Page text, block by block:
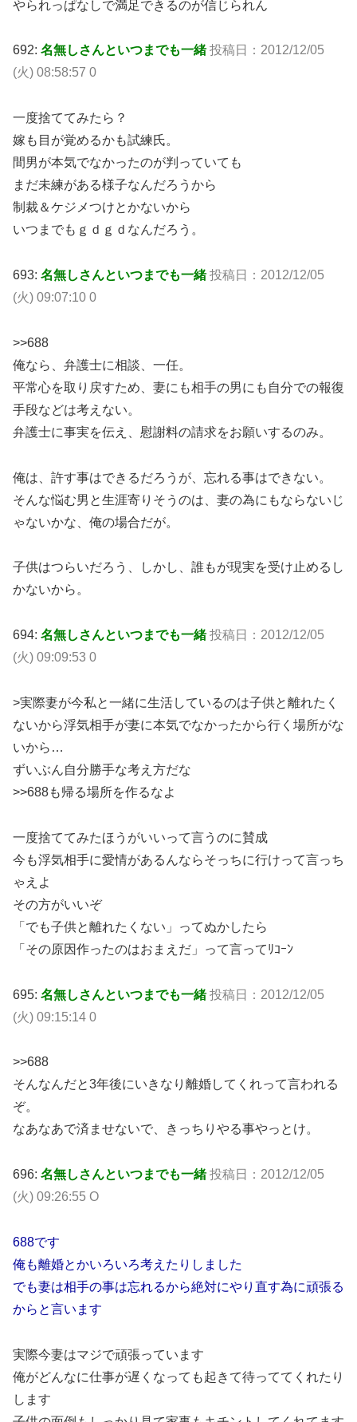
やられっぱなしで満足できるのが信じられん
692: 名無しさんといつまでも一緒投稿日：2012/12/05
(火) 08:58:57 0
一度捨ててみたら？
嫁も目が覚めるかも試練氏。
間男が本気でなかったのが判っていても
まだ未練がある様子なんだろうから
制裁＆ケジメつけとかないから
いつまでもｇｄｇｄなんだろう。
693: 名無しさんといつまでも一緒投稿日：2012/12/05
(火) 09:07:10 0
>>688
俺なら、弁護士に相談、一任。
平常心を取り戻すため、妻にも相手の男にも自分での報復
手段などは考えない。
弁護士に事実を伝え、慰謝料の請求をお願いするのみ。
俺は、許す事はできるだろうが、忘れる事はできない。
そんな悩む男と生涯寄りそうのは、妻の為にもならないじ
ゃないかな、俺の場合だが。
子供はつらいだろう、しかし、誰もが現実を受け止めるし
かないから。
694: 名無しさんといつまでも一緒投稿日：2012/12/05
(火) 09:09:53 0
>実際妻が今私と一緒に生活しているのは子供と離れたく
ないから浮気相手が妻に本気でなかったから行く場所がな
いから…
ずいぶん自分勝手な考え方だな
>>688も帰る場所を作るなよ
一度捨ててみたほうがいいって言うのに賛成
今も浮気相手に愛情があるんならそっちに行けって言っち
ゃえよ
その方がいいぞ
「でも子供と離れたくない」ってぬかしたら
「その原因作ったのはおまえだ」って言ってﾘｺｰﾝ
695: 名無しさんといつまでも一緒投稿日：2012/12/05
(火) 09:15:14 0
>>688
そんなんだと3年後にいきなり離婚してくれって言われる
ぞ。
なあなあで済ませないで、きっちりやる事やっとけ。
696: 名無しさんといつまでも一緒投稿日：2012/12/05
(火) 09:26:55 O
688です
俺も離婚とかいろいろ考えたりしました
でも妻は相手の事は忘れるから絶対にやり直す為に頑張る
からと言います
実際今妻はマジで頑張っています
俺がどんなに仕事が遅くなっても起きて待っててくれたり
します